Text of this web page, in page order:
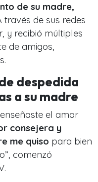
de su madre,
través de sus redes
y recibió múltiples
de amigos,
despedida
a su madre
el amor
consejera y
me quiso para bien
comenzó